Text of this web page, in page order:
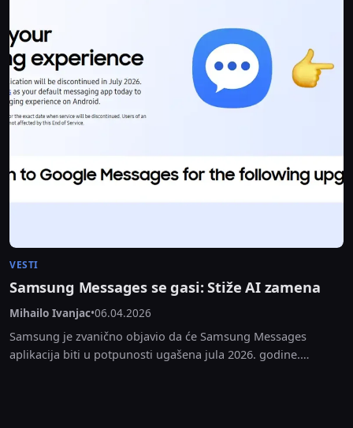
VESTI
Samsung Messages se gasi: Stiže AI zamena
Mihailo Ivanjac•06.04.2026
Samsung je zvanično objavio da će Samsung Messages
aplikacija biti u potpunosti ugašena jula 2026. godine.